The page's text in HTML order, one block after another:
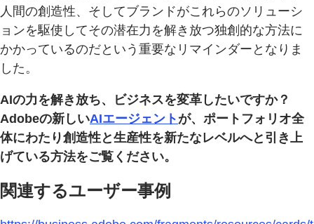
人間の創造性、そしてブランドがこれらのソリューシ
ョンを駆使してその潜在力を解き放つ独創的な方法に
かかっているのだという重要なリマインダーとなりま
した。
AIの力を解き放ち、ビジネスを変革したいですか？
Adobeの新しいAIエージェント が、ポートフォリオ全
体にわたり創造性と生産性を新たなレベルへと引き上
げている方法をご覧ください。
関連するユーザー事例